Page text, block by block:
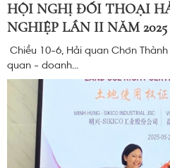
HỘI NGHỊ ĐỐI THOẠI
NGHIỆP LẦN II NĂM 2025
Chiều 10-6, Hải quan Chơn
quan - doanh...